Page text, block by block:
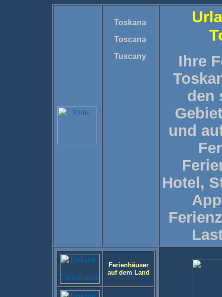
Toskana
Toscana
Tuscany
Ihre
den
und
Hotel,
Ferienhäuser
auf dem Land